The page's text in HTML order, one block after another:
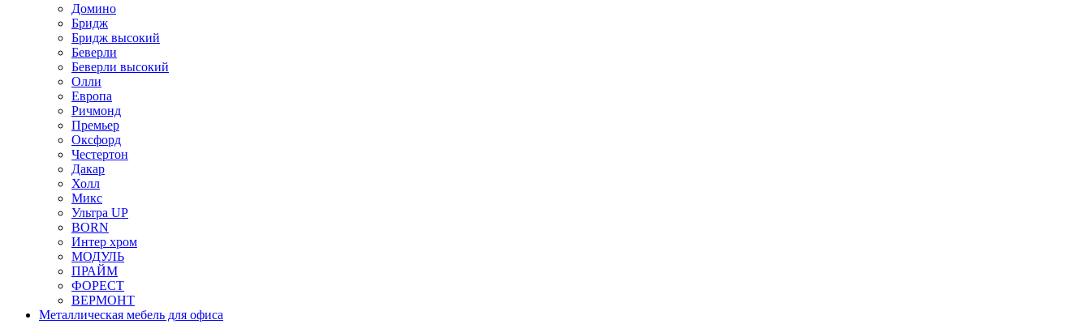
Домино
Бридж
Бридж высокий
Беверли
Беверли высокий
Олли
Европа
Ричмонд
Премьер
Оксфорд
Честертон
Дакар
Холл
Микс
Ультра UP
BORN
Интер хром
МОДУЛЬ
ПРАЙМ
ФОРЕСТ
ВЕРМОНТ
Металлическая мебель для офиса